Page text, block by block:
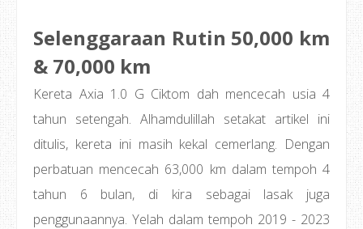
Selenggaraan Rutin 50,000 km
& 70,000 km
Kereta Axia 1.0 G Ciktom dah mencecah usia 4
tahun setengah. Alhamdulillah setakat artikel ini
ditulis, kereta ini masih kekal cemerlang. Dengan
perbatuan mencecah 63,000 km dalam tempoh 4
tahun 6 bulan, di kira sebagai lasak juga
penggunaannya. Yelah dalam tempoh 2019 - 2023